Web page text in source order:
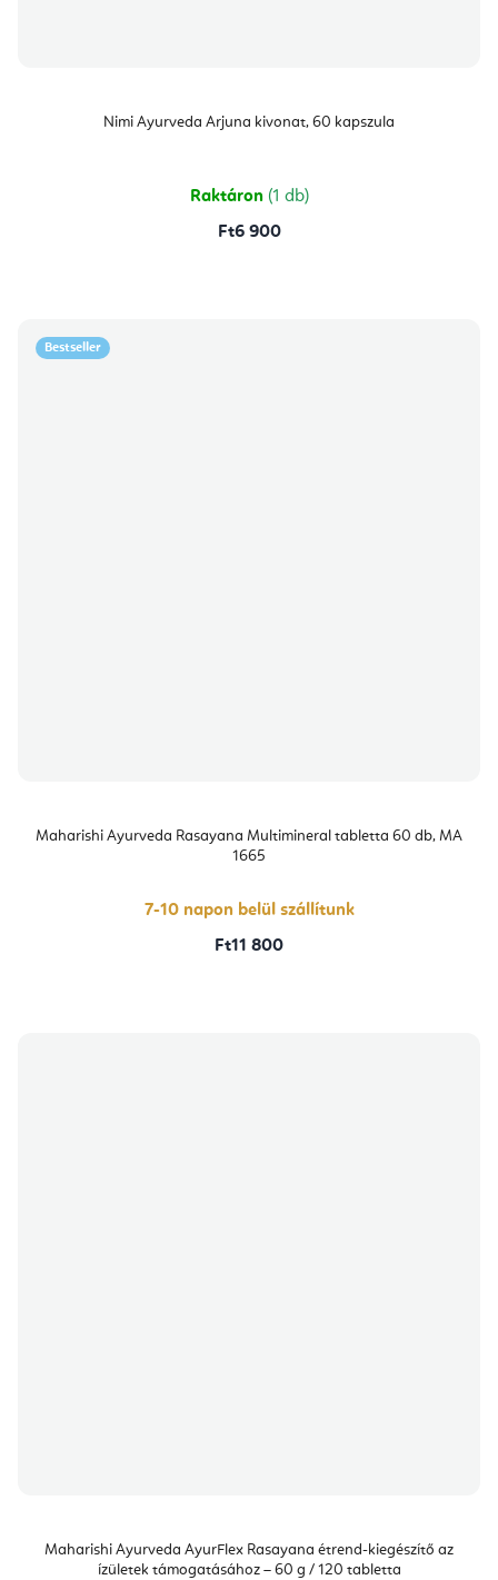
Nimi Ayurveda Arjuna kivonat, 60 kapszula
Raktáron (1 db)
Ft6 900
Bestseller
Maharishi Ayurveda Rasayana Multimineral tabletta 60 db, MA
1665
7-10 napon belül szállítunk
Ft11 800
Maharishi Ayurveda AyurFlex Rasayana étrend-kiegészítő az
ízületek támogatásához – 60 g / 120 tabletta